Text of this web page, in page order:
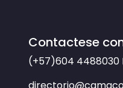
Contactese
(+57)604 4488030